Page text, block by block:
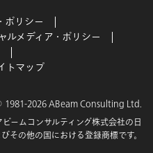
ポリシー
ルメディア・ポリシー
トマップ
1981-2026 ABeam Consulting Ltd.
ームコンサルティング株式会社の日
その他の国における登録商標です。